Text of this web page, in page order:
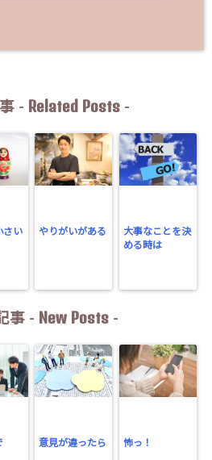
- Related Posts-
さい
やりがいがある
大事なことを決
める時は
事 - New Posts -
意見が違ったら 怖っ！